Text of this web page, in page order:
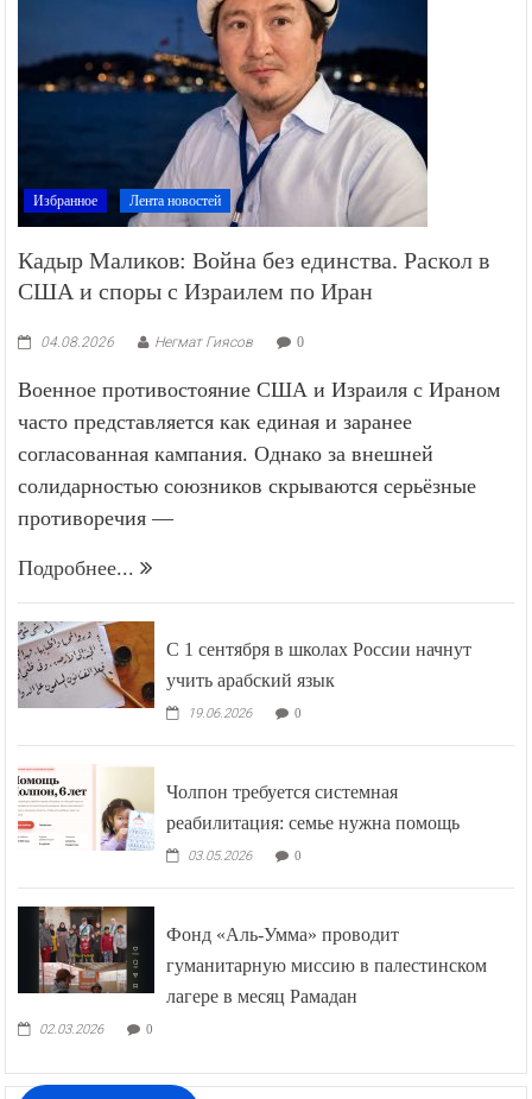
Избранное Лента новостей
Кадыр Маликов: Война без единства. Раскол в
США и споры с Израилем по Иран
04.08.2026 Негмат Гиясов 0
Военное противостояние США и Израиля с Ираном
часто представляется как единая и заранее
согласованная кампания. Однако за внешней
солидарностью союзников скрываются серьёзные
противоречия —
Подробнее...
С 1 сентября в школах России начнут
учить арабский язык
19.06.2026 0
Чолпон требуется системная
реабилитация: семье нужна помощь
03.05.2026 0
Фонд «Аль-Умма» проводит
гуманитарную миссию в палестинском
лагере в месяц Рамадан
02.03.2026 0